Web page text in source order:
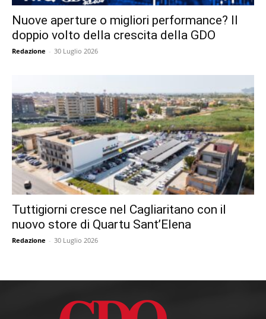
Nuove aperture o migliori performance? Il
doppio volto della crescita della GDO
Redazione - 30 Luglio 2026
Tuttigiorni cresce nel Cagliaritano con il
nuovo store di Quartu Sant’Elena
Redazione - 30 Luglio 2026